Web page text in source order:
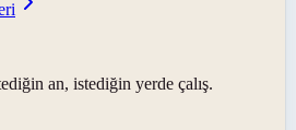
an, istediğin yerde çalış.